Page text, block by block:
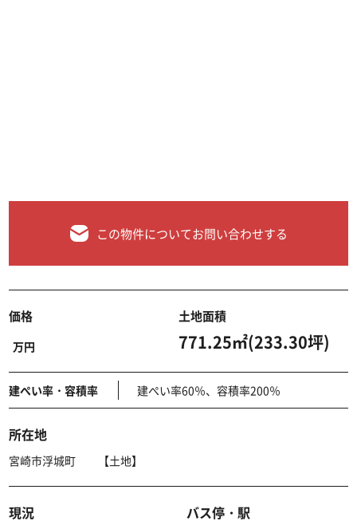
この物件についてお問い合わせする
価格
万円
土地面積
771.25㎡(233.30坪)
建ぺい率・容積率 建ぺい率60％、容積率200％
所在地
宮崎市浮城町 【土地】
現況 バス停・駅